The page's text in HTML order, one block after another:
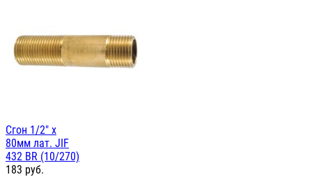
Сгон 1/2" х
80мм лат. JIF
432 BR (10/270)
183 руб.